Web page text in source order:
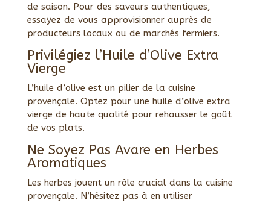
de saison. Pour des saveurs authentiques,
essayez de vous approvisionner auprès de
producteurs locaux ou de marchés fermiers.
Privilégiez l’Huile d’Olive Extra
Vierge
L’huile d’olive est un pilier de la cuisine
provençale. Optez pour une huile d’olive extra
vierge de haute qualité pour rehausser le goût
de vos plats.
Ne Soyez Pas Avare en Herbes
Aromatiques
Les herbes jouent un rôle crucial dans la cuisine
provençale. N’hésitez pas à en utiliser